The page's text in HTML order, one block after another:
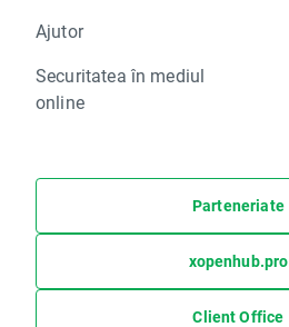
Ajutor
Securitatea în mediul
online
Parteneriate
xopenhub.pro
Client Office